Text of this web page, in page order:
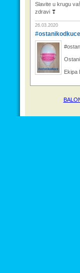
Slavite u krugu
zdravi ❣
26.03.2020
#ostanikodkuce
Ekipa